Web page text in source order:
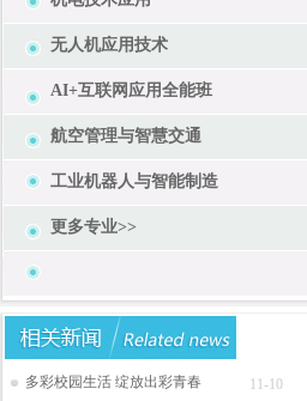
无人机应用技术
AI+互联网应用全能班
航空管理与智慧交通
工业机器人与智能制造
更多专业>>
多彩校园生活 绽放出彩青春 11-10